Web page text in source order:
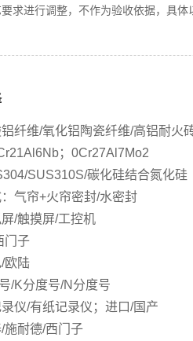
求进行调整，不作为验收依据，具
纤维/氧化铝陶瓷纤维/高铝耐火
；0Cr27Al7Mo2
SUS310S/碳化硅结合氮化硅
气帘+火帘密封/水密封
/触摸屏/工控机
门子
欧陆
/K分度号/N分度号
仪/有纸记录仪；进口/国产
施耐德/西门子